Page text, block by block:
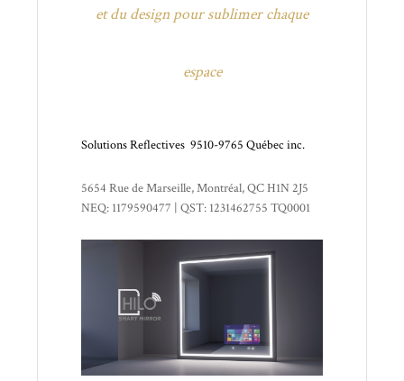
et du design pour sublimer chaque
espace
Solutions Reflectives 9510-9765 Québec inc.
5654 Rue de Marseille, Montréal, QC H1N 2J5
NEQ: 1179590477 | QST: 1231462755 TQ0001